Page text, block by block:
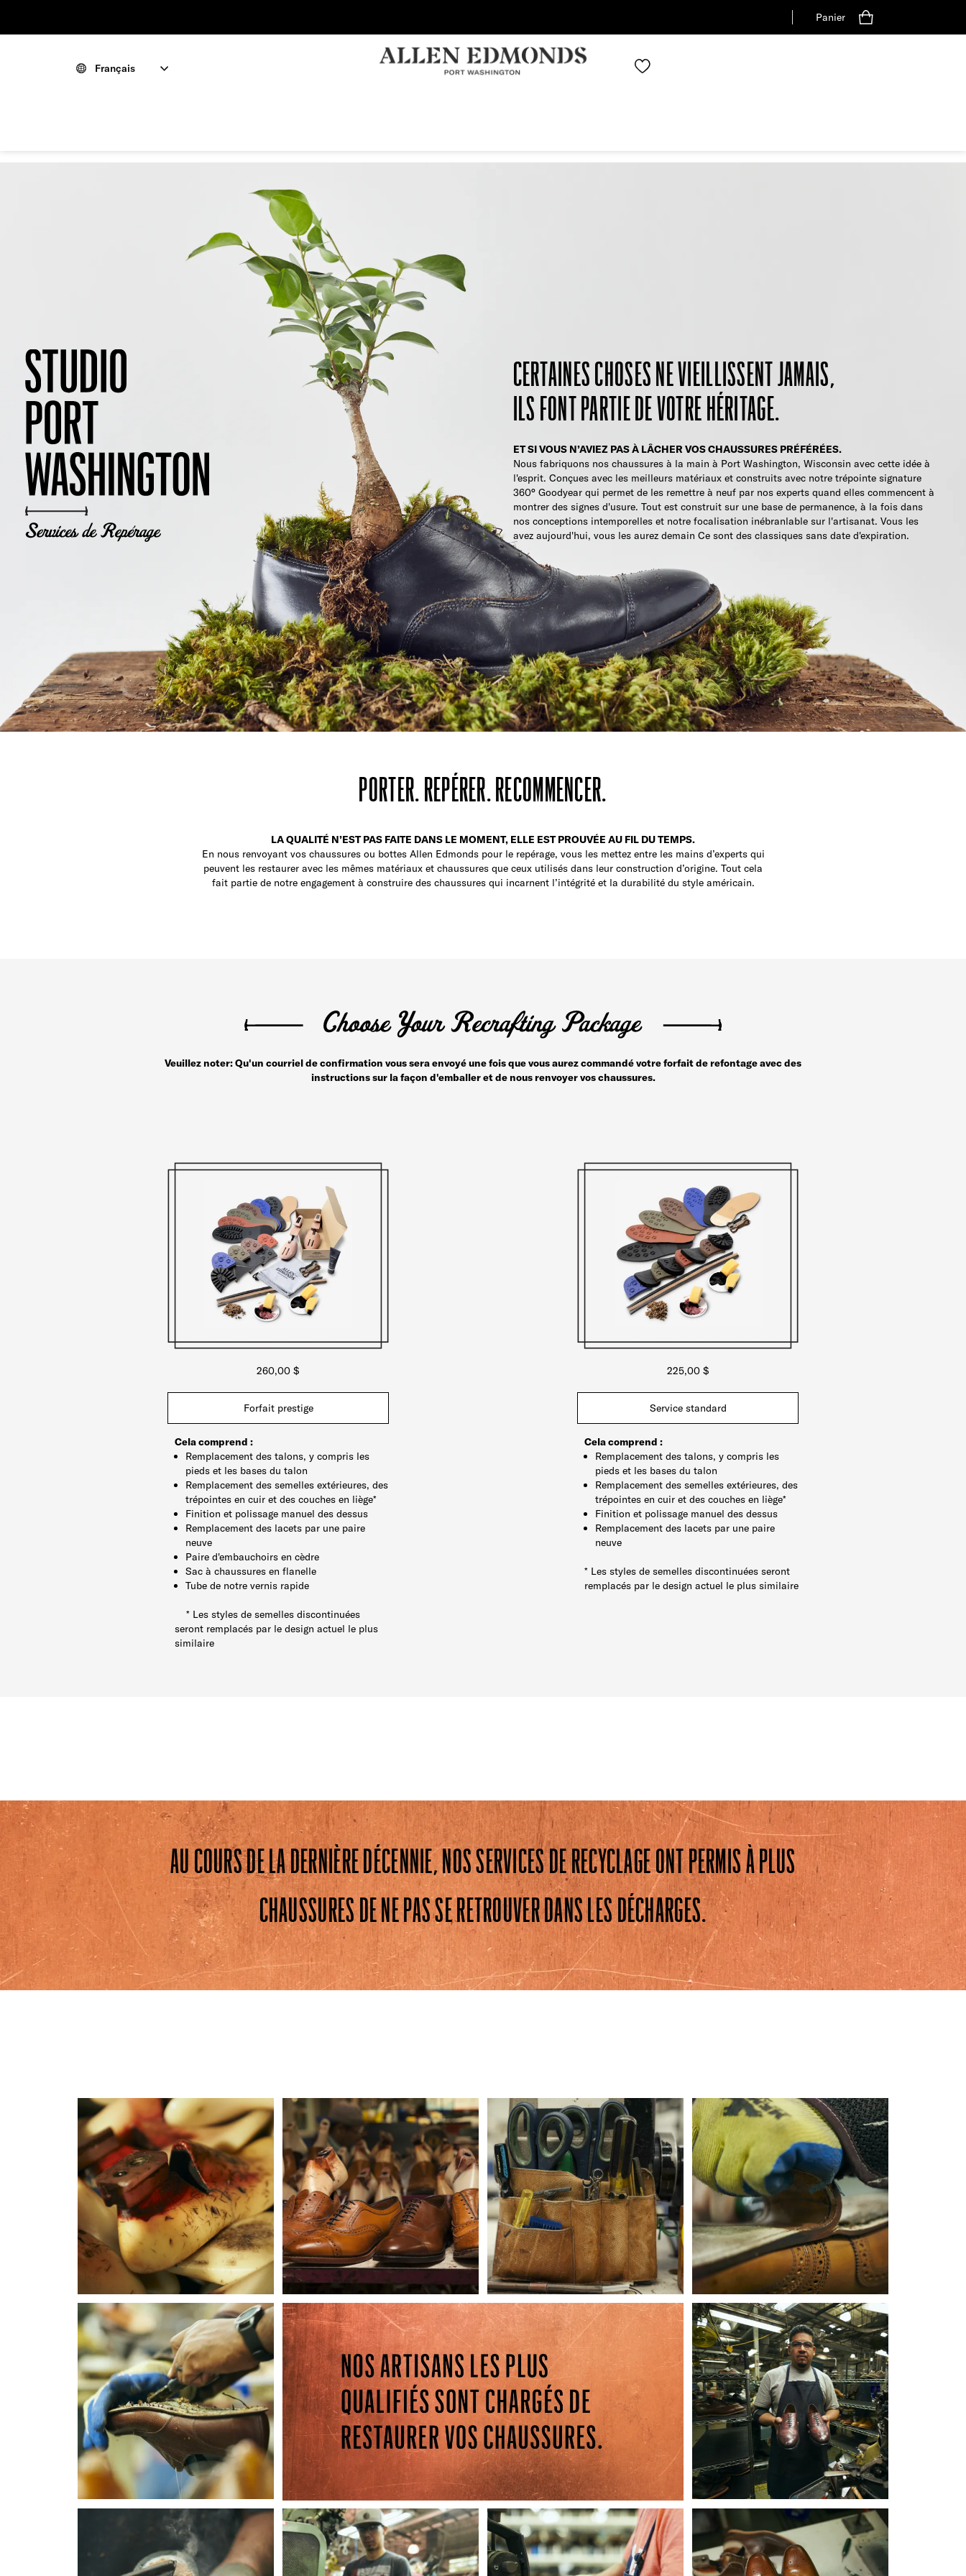
Panier
Français
CERTAINES CHOSES NE VIEILLISSENT JAMAIS,
ILS FONT PARTIE DE VOTRE HÉRITAGE.
ET SI VOUS N’AVIEZ PAS À LÂCHER VOS CHAUSSURES PRÉFÉRÉES.
Nous fabriquons nos chaussures à la main à Port Washington, Wisconsin avec cette idée à
l'esprit. Conçues avec les meilleurs matériaux et construits avec notre trépointe signature
360° Goodyear qui permet de les remettre à neuf par nos experts quand elles commencent à
montrer des signes d'usure. Tout est construit sur une base de permanence, à la fois dans
nos conceptions intemporelles et notre focalisation inébranlable sur l'artisanat. Vous les
avez aujourd'hui, vous les aurez demain Ce sont des classiques sans date d'expiration.
PORTER. REPÉRER. RECOMMENCER.
LA QUALITÉ N’EST PAS FAITE DANS LE MOMENT, ELLE EST PROUVÉE AU FIL DU TEMPS.
En nous renvoyant vos chaussures ou bottes Allen Edmonds pour le repérage, vous les mettez entre les mains d’experts qui
peuvent les restaurer avec les mêmes matériaux et chaussures que ceux utilisés dans leur construction d’origine. Tout cela
fait partie de notre engagement à construire des chaussures qui incarnent l’intégrité et la durabilité du style américain.
Veuillez noter: Qu'un courriel de confirmation vous sera envoyé une fois que vous aurez commandé votre forfait de refontage avec des
instructions sur la façon d'emballer et de nous renvoyer vos chaussures.
260,00 $
Forfait prestige
Cela comprend :
Remplacement des talons, y compris les
pieds et les bases du talon
Remplacement des semelles extérieures, des
trépointes en cuir et des couches en liège*
Finition et polissage manuel des dessus
Remplacement des lacets par une paire
neuve
Paire d'embauchoirs en cèdre
Sac à chaussures en flanelle
Tube de notre vernis rapide
* Les styles de semelles discontinuées
seront remplacés par le design actuel le plus
similaire
225,00 $
Service standard
Cela comprend :
Remplacement des talons, y compris les
pieds et les bases du talon
Remplacement des semelles extérieures, des
trépointes en cuir et des couches en liège*
Finition et polissage manuel des dessus
Remplacement des lacets par une paire
neuve
* Les styles de semelles discontinuées seront
remplacés par le design actuel le plus similaire
AU COURS DE LA DERNIÈRE DÉCENNIE, NOS SERVICES DE RECYCLAGE ONT PERMIS À PLUS
CHAUSSURES DE NE PAS SE RETROUVER DANS LES DÉCHARGES.